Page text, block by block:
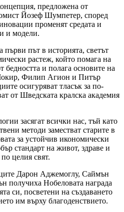
предложена от
Йозеф Шумпетер, според
променят средата и
и модели.
първи път в историята, светът
растеж, който помага на
бедността и полага основите на
Филип Агион и Питър
осигуряват тласък за по-
от Шведската кралска академия
засягат всички нас, тъй като
методи заместват старите в
за устойчив икономически
стандарт на живот, здраве и
целия свят.
Дарон Аджемоглу, Саймън
получиха Нобеловата награда
си, посветени на създаването
им върху благоденствието.